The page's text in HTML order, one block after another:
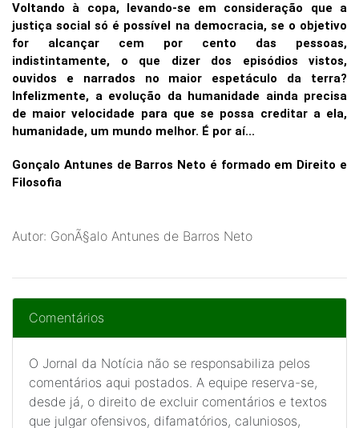
Voltando à copa, levando-se em consideração que a
justiça social só é possível na democracia, se o objetivo
for alcançar cem por cento das pessoas,
indistintamente, o que dizer dos episódios vistos,
ouvidos e narrados no maior espetáculo da terra?
Infelizmente, a evolução da humanidade ainda precisa
de maior velocidade para que se possa creditar a ela,
humanidade, um mundo melhor. É por aí...
Gonçalo Antunes de Barros Neto é formado em Direito e
Filosofia
Autor: GonÃ§alo Antunes de Barros Neto
Comentários
O Jornal da Notícia não se responsabiliza pelos
comentários aqui postados. A equipe reserva-se,
desde já, o direito de excluir comentários e textos
que julgar ofensivos, difamatórios, caluniosos,